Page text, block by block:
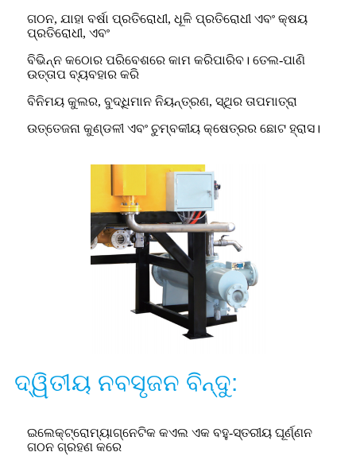
ଗଠନ, ଯାହା ବର୍ଷା ପ୍ରତିରୋଧୀ, ଧୂଳି ପ୍ରତିରୋଧୀ ଏବଂ କ୍ଷୟ
ପ୍ରତିରୋଧୀ, ଏବଂ
ବିଭିନ୍ନ କଠୋର ପରିବେଶରେ କାମ କରିପାରିବ। ତେଲ-ପାଣି
ଉତ୍ତାପ ବ୍ୟବହାର କରି
ବିନିମୟ କୁଲର, ବୁଦ୍ଧିମାନ ନିୟନ୍ତ୍ରଣ, ସ୍ଥିର ତାପମାତ୍ରା
ଉତ୍ତେଜନା କୁଣ୍ଡଳୀ ଏବଂ ଚୁମ୍ବକୀୟ କ୍ଷେତ୍ରର ଛୋଟ ହ୍ରାସ।
ଦ୍ୱିତୀୟ ନବସୃଜନ ବିନ୍ଦୁ:
ଇଲେକ୍ଟ୍ରୋମ୍ୟାଗ୍ନେଟିକ କଏଲ ଏକ ବହୁ-ସ୍ତରୀୟ ଘୂର୍ଣ୍ଣନ
ଗଠନ ଗ୍ରହଣ କରେ